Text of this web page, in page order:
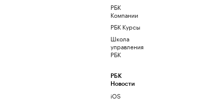
РБК
Компании
РБК Курсы
Школа
управления
РБК
РБК
Новости
iOS